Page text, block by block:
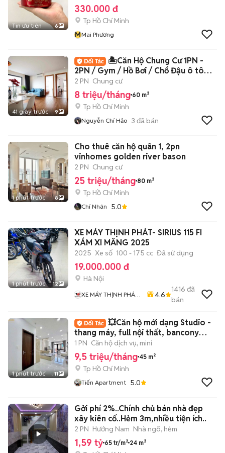
Tin ưu tiên 6
330.000 đ
Tp Hồ Chí Minh
MMai Phương
41 giây trước 9
🏝️Căn Hộ Chung Cư 1PN -
2PN / Gym / Hồ Bơi / Chổ Đậu ô tô
Giá Chỉ 8Tr🏝️
2 PN Chung cư
8 triệu/tháng 60 m²
Tp Hồ Chí Minh
Nguyễn Chí Hảo 3 đã bán
1 phút trước 8
Cho thuê căn hộ quân 1, 2pn
vinhomes golden river bason
2 PN Chung cư
25 triệu/tháng 80 m²
Tp Hồ Chí Minh
Chí Nhân 5.0
1 phút trước 12
XE MÁY THỊNH PHÁT- SIRIUS 115 FI
XÁM XI MĂNG 2025
2025 Xe số 100 - 175 cc Đã sử dụng
19.000.000 đ
Hà Nội
XE MÁY THỊNH PHÁT
4.6
1416 đã
bán
1 phút trước 11
💥Căn hộ mới dạng Studio -
thang máy, full nội thất, bancony
thoáng mát
1 PN Căn hộ dịch vụ, mini
9,5 triệu/tháng 45 m²
Tp Hồ Chí Minh
Tiến Apartment 5.0
Gởi phí 2%..Chính chủ bán nhà đẹp
xây kiên cố..Hẻm 3m,nhiều tiện ích..
2 PN Hướng Nam Nhà ngõ, hẻm
1,59 tỷ 65 tr/m² 24 m²